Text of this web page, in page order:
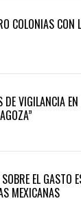
COLONIAS CON
VIGILANCIA
EL GASTO
MEXICANAS